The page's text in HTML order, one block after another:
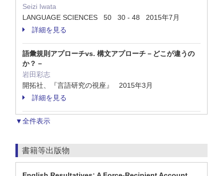
Seizi Iwata
LANGUAGE SCIENCES 50 30 - 48 2015年7月
詳細を見る
語彙規則アプローチvs. 構文アプローチ－どこが違うの
か？－
岩田彩志
開拓社、『言語研究の視座』 2015年3月
詳細を見る
▼全件表示
書籍等出版物